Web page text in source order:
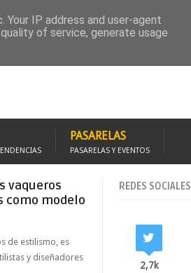
STUDIO SOLICITA REPORTAJE
PASARELAS
PASARELAS Y EVENTOS
vaqueros
como modelo
de estilismo, es
y diseñadores
REDES SOCIALES
2,7k
IP address and user-agent
of service, generate usage